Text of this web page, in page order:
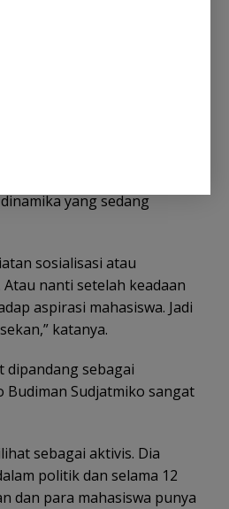
dan gerakan mahasiswa
terjadi. Tetapi kalau
sedang
Kamis, 18 Juni
pemilihan waktu
yang sedang
sosialisasi atau
nanti setelah keadaan
aspirasi mahasiswa. Jadi
katanya.
dipandang sebagai
Sudjatmiko sangat
sebagai aktivis. Dia
politik dan selama 12
dan para mahasiswa punya